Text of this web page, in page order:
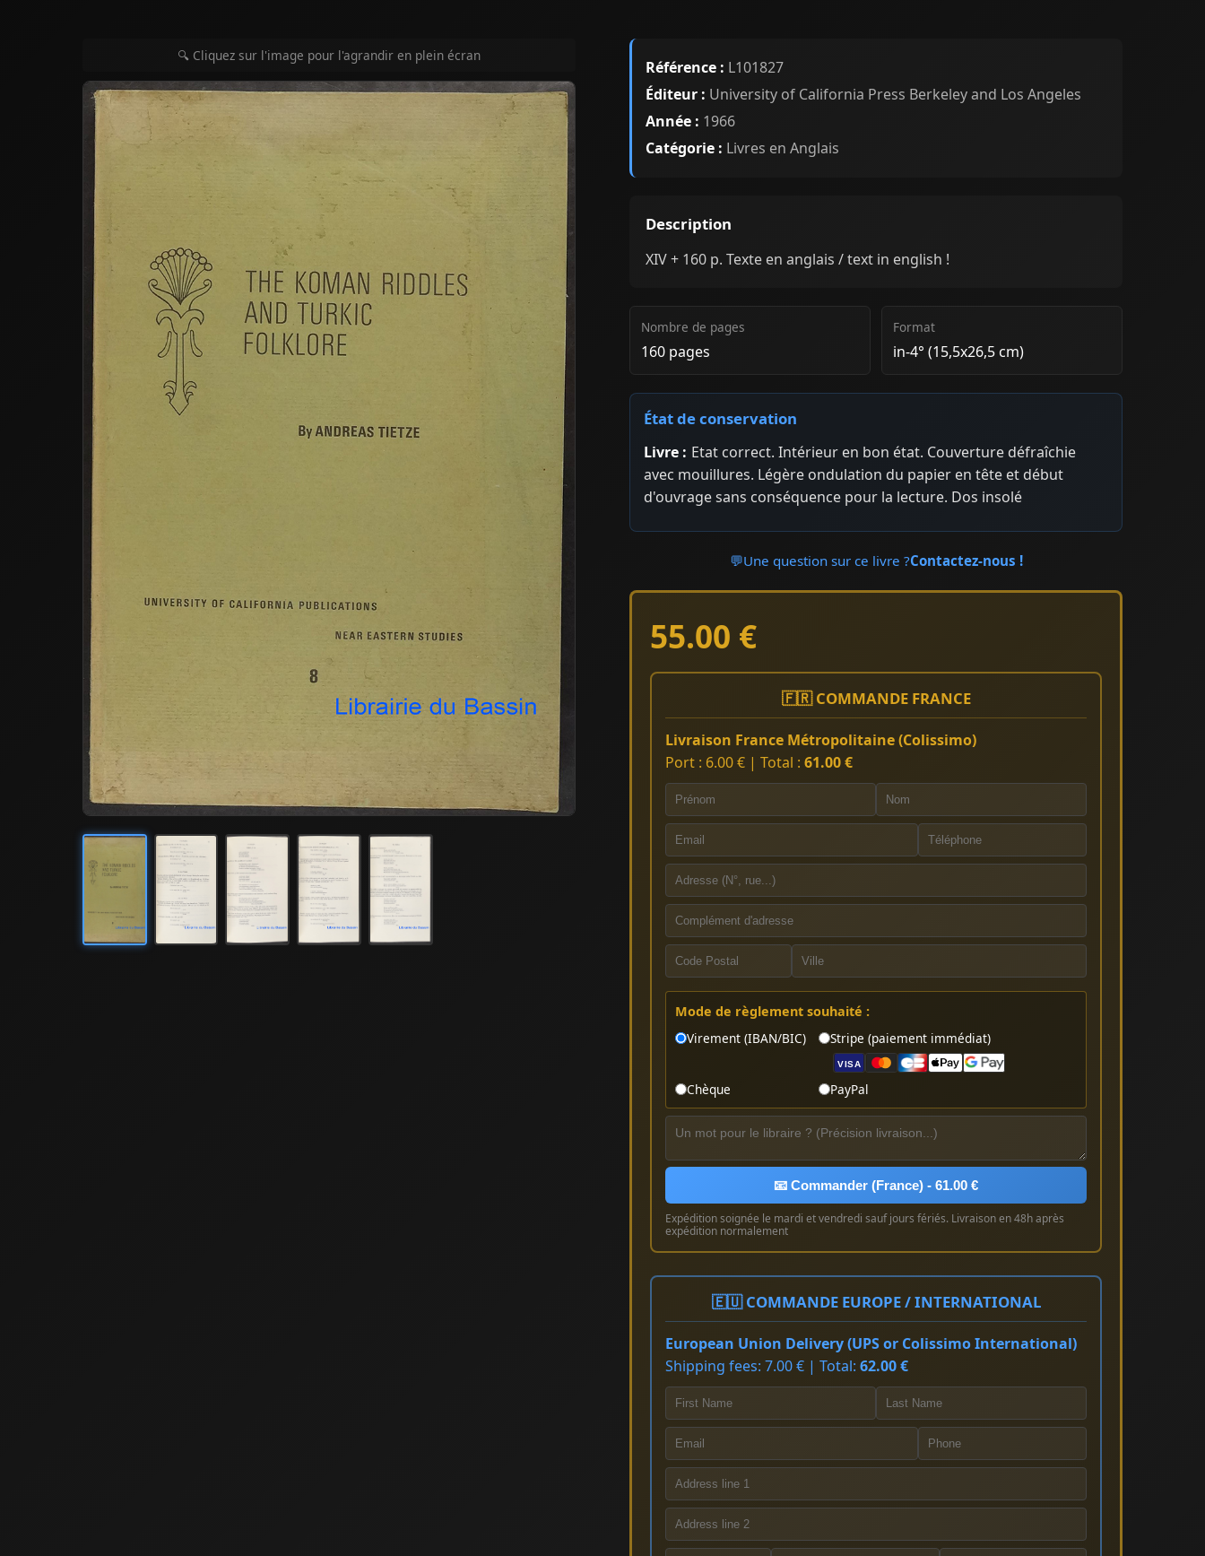
🔍 Cliquez sur l'image pour l'agrandir en plein écran
Référence : L101827
Éditeur : University of California Press Berkeley and Los Angeles
Année : 1966
Catégorie : Livres en Anglais
Description
XIV + 160 p. Texte en anglais / text in english !
Nombre de pages
160 pages
Format
in-4° (15,5x26,5 cm)
État de conservation
Livre : Etat correct. Intérieur en bon état. Couverture défraîchie
avec mouillures. Légère ondulation du papier en tête et début
d'ouvrage sans conséquence pour la lecture. Dos insolé
💬Une question sur ce livre ?Contactez-nous !
55.00 €
🇫🇷 COMMANDE FRANCE
Livraison France Métropolitaine (Colissimo)
Port : 6.00 € | Total : 61.00 €
Mode de règlement souhaité :
Virement (IBAN/BIC)
Stripe (paiement immédiat)
VISA
Chèque PayPal
📧 Commander (France) - 61.00 €
Expédition soignée le mardi et vendredi sauf jours fériés. Livraison en 48h après
expédition normalement
🇪🇺 COMMANDE EUROPE / INTERNATIONAL
European Union Delivery (UPS or Colissimo International)
Shipping fees: 7.00 € | Total: 62.00 €